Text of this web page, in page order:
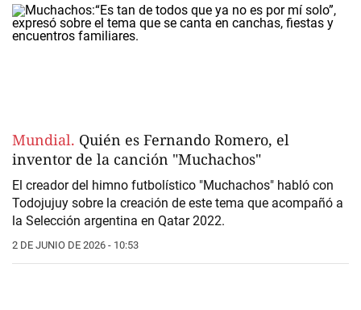
Mundial. Quién es Fernando Romero, el
inventor de la canción "Muchachos"
El creador del himno futbolístico "Muchachos" habló con
Todojujuy sobre la creación de este tema que acompañó a
la Selección argentina en Qatar 2022.
2 DE JUNIO DE 2026 - 10:53